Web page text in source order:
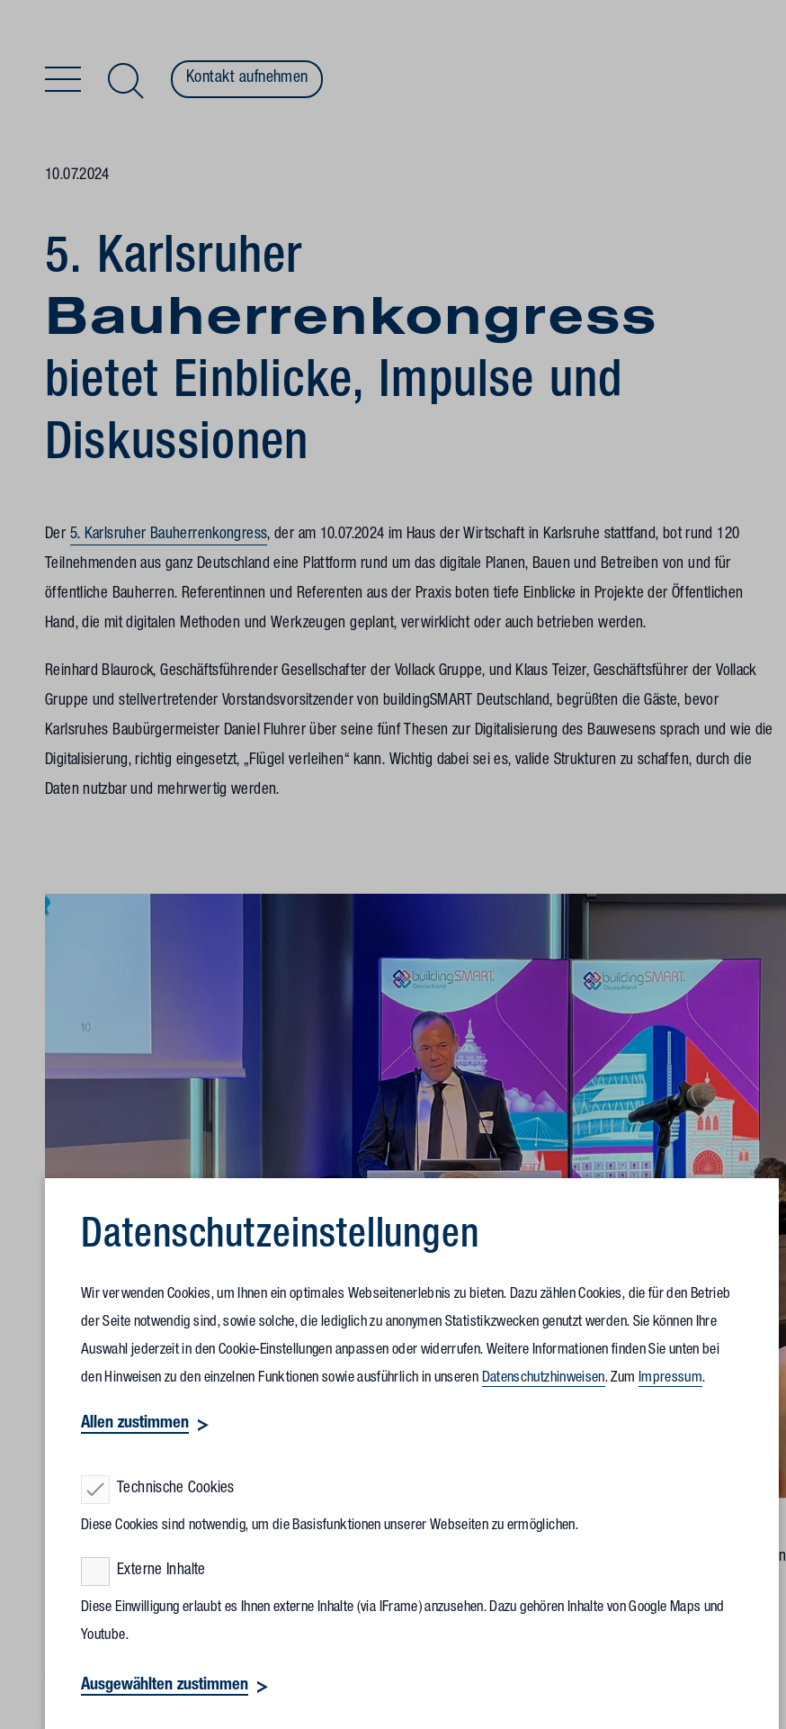
Kontakt aufnehmen
10.07.2024
5. Karlsruher
Bauherrenkongress
bietet Einblicke, Impulse und
Diskussionen
Der 5. Karlsruher Bauherrenkongress, der am 10.07.2024 im Haus der Wirtschaft in Karlsruhe stattfand, bot rund 120
Teilnehmenden aus ganz Deutschland eine Plattform rund um das digitale Planen, Bauen und Betreiben von und für
öffentliche Bauherren. Referentinnen und Referenten aus der Praxis boten tiefe Einblicke in Projekte der Öffentlichen
Hand, die mit digitalen Methoden und Werkzeugen geplant, verwirklicht oder auch betrieben werden.
Reinhard Blaurock, Geschäftsführender Gesellschafter der Vollack Gruppe, und Klaus Teizer, Geschäftsführer der Vollack
Gruppe und stellvertretender Vorstandsvorsitzender von buildingSMART Deutschland, begrüßten die Gäste, bevor
Karlsruhes Baubürgermeister Daniel Fluhrer über seine fünf Thesen zur Digitalisierung des Bauwesens sprach und wie die
Digitalisierung, richtig eingesetzt, „Flügel verleihen“ kann. Wichtig dabei sei es, valide Strukturen zu schaffen, durch die
Daten nutzbar und mehrwertig werden.
Karlsruhes Baubürgermeister Daniel Fluhrer bei seinem Grußwort zu Beginn
Bildquelle: buildingSMART Deutschland
Thomas Götz vom Ministerium für Landesentwicklung und Wohnen Baden-Württemberg präsentierte anhand eines
Datenschutz­einstellungen
Wir verwenden Cookies, um Ihnen ein optimales Webseitenerlebnis zu bieten. Dazu zählen Cookies, die für den Betrieb
der Seite notwendig sind, sowie solche, die lediglich zu anonymen Statistikzwecken genutzt werden. Sie können Ihre
Auswahl jederzeit in den Cookie-Einstellungen anpassen oder widerrufen. Weitere Informationen finden Sie unten bei
den Hinweisen zu den einzelnen Funktionen sowie ausführlich in unseren Datenschutzhinweisen. Zum Impressum.
Allen zustimmen
Technische Cookies
Diese Cookies sind notwendig, um die Basisfunktionen unserer Webseiten zu ermöglichen.
Externe Inhalte
Diese Einwilligung erlaubt es Ihnen externe Inhalte (via IFrame) anzusehen. Dazu gehören Inhalte von Google Maps und
Youtube.
Ausgewählten zustimmen